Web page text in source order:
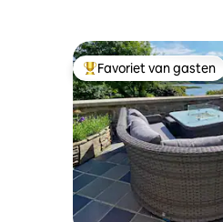
Topfavoriet van gasten
Favoriet van gasten